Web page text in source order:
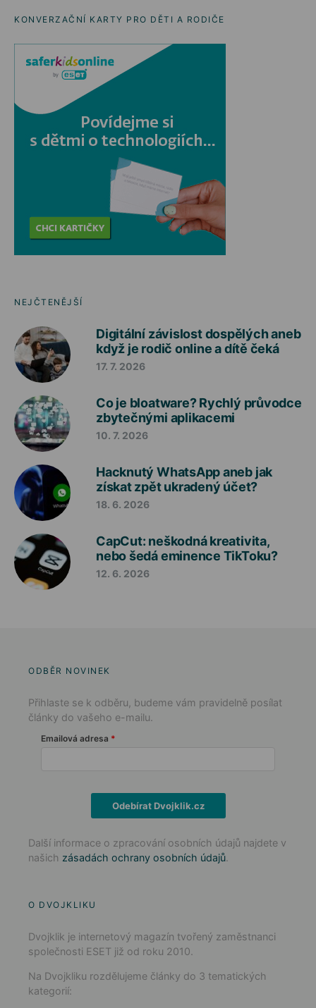
KONVERZAČNÍ KARTY PRO DĚTI A RODIČE
NEJČTENĚJŠÍ
Digitální závislost dospělých aneb
když je rodič online a dítě čeká
17. 7. 2026
Co je bloatware? Rychlý průvodce
zbytečnými aplikacemi
10. 7. 2026
Hacknutý WhatsApp aneb jak
získat zpět ukradený účet?
18. 6. 2026
CapCut: neškodná kreativita,
nebo šedá eminence TikToku?
12. 6. 2026
ODBĚR NOVINEK
Přihlaste se k odběru, budeme vám pravidelně posílat
články do vašeho e-mailu.
Emailová adresa
Odebírat Dvojklik.cz
Další informace o zpracování osobních údajů najdete v
našich zásadách ochrany osobních údajů.
O DVOJKLIKU
Dvojklik je internetový magazín tvořený zaměstnanci
společnosti ESET již od roku 2010.
Na Dvojkliku rozdělujeme články do 3 tematických
kategorií: